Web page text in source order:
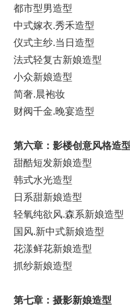
都市型男造型
中式嫁衣.秀禾造型
仪式主纱.当日造型
法式轻复古新娘造型
小众新娘造型
简奢.晨袍妆
财阀千金.晚宴造型
第六章：影楼创意风格造型
甜酷短发新娘造型
韩式水光造型
日系甜新娘造型
轻氧纯欲风.森系新娘造型
国风.新中式新娘造型
花漾鲜花新娘造型
抓纱新娘造型
第七章：摄影新娘造型